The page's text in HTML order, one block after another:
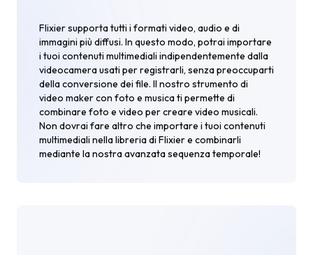
Flixier supporta tutti i formati video, audio e di
immagini più diffusi. In questo modo, potrai importare
i tuoi contenuti multimediali indipendentemente dalla
videocamera usati per registrarli, senza preoccuparti
della conversione dei file. Il nostro strumento di
video maker con foto e musica ti permette di
combinare foto e video per creare video musicali.
Non dovrai fare altro che importare i tuoi contenuti
multimediali nella libreria di Flixier e combinarli
mediante la nostra avanzata sequenza temporale!